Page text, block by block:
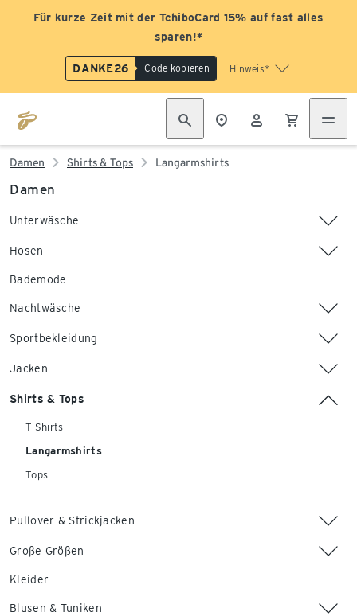
Für kurze Zeit mit der TchiboCard 15% auf fast alles
sparen!*
DANKE26 Code kopieren Hinweis*
Damen Shirts & Tops Langarmshirts
Damen
Unterwäsche
Hosen
Bademode
Nachtwäsche
Sportbekleidung
Jacken
Shirts & Tops
T-Shirts
Langarmshirts
Tops
Pullover & Strickjacken
Große Größen
Kleider
Blusen & Tuniken